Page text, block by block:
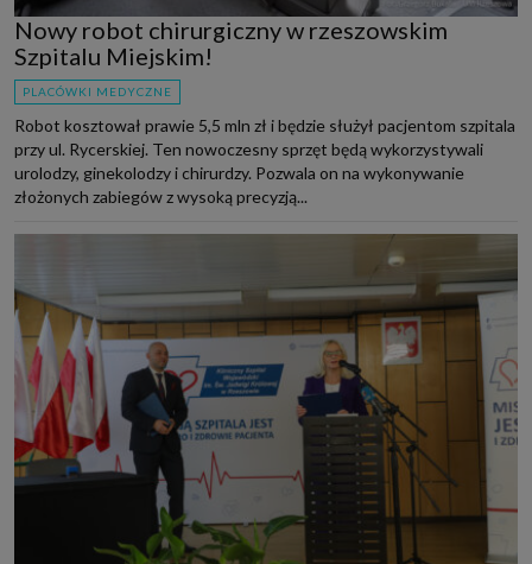
Nowy robot chirurgiczny w rzeszowskim
Szpitalu Miejskim!
PLACÓWKI MEDYCZNE
Robot kosztował prawie 5,5 mln zł i będzie służył pacjentom szpitala
przy ul. Rycerskiej. Ten nowoczesny sprzęt będą wykorzystywali
urolodzy, ginekolodzy i chirurdzy. Pozwala on na wykonywanie
złożonych zabiegów z wysoką precyzją...